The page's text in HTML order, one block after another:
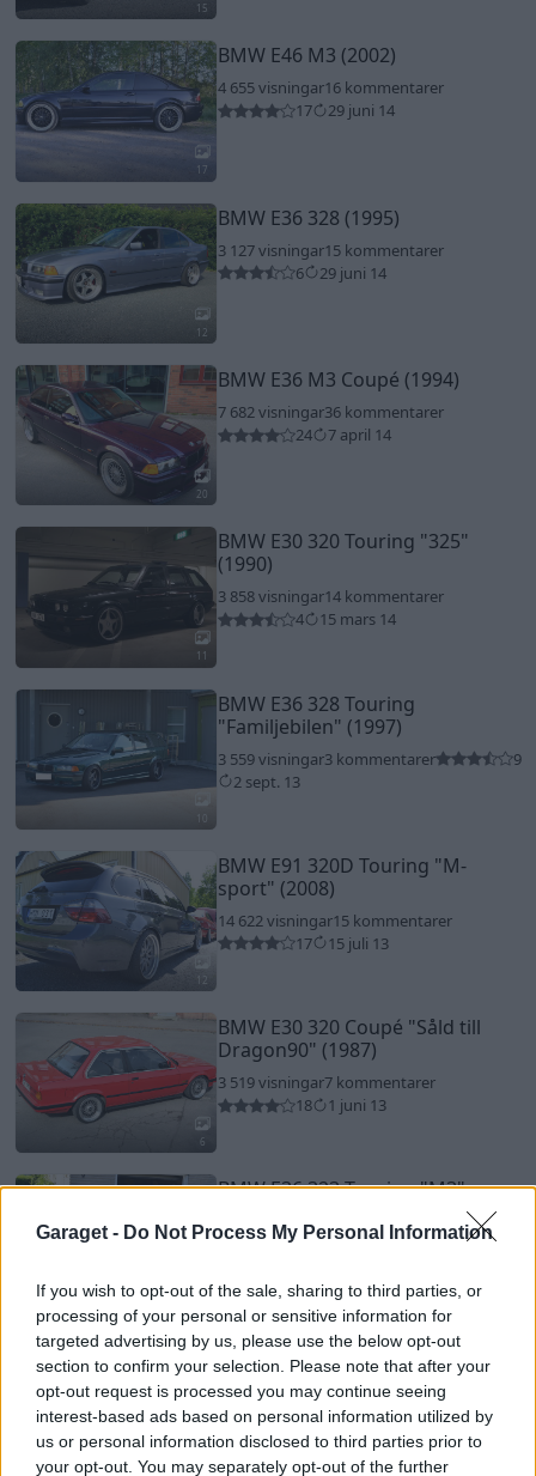
Garaget - Do Not Process My Personal Information
If you wish to opt-out of the sale, sharing to third parties, or
processing of your personal or sensitive information for
targeted advertising by us, please use the below opt-out
section to confirm your selection. Please note that after your
opt-out request is processed you may continue seeing
interest-based ads based on personal information utilized by
us or personal information disclosed to third parties prior to
your opt-out. You may separately opt-out of the further
15
17
BMW E46 M3 (2002)
4 655 visningar16 kommentarer
17
29 juni 14
12
BMW E36 328 (1995)
3 127 visningar15 kommentarer
6
29 juni 14
20
BMW E36 M3 Coupé (1994)
7 682 visningar36 kommentarer
24
7 april 14
11
BMW E30 320 Touring "325"
(1990)
3 858 visningar14 kommentarer
4
15 mars 14
10
BMW E36 328 Touring
"Familjebilen" (1997)
3 559 visningar3 kommentarer
9
2 sept. 13
12
BMW E91 320D Touring "M-
sport" (2008)
14 622 visningar15 kommentarer
17
15 juli 13
6
BMW E30 320 Coupé "Såld till
Dragon90" (1987)
3 519 visningar7 kommentarer
18
1 juni 13
BMW E36 323 Touring"M3"
5 286 visningar7 kommentarer